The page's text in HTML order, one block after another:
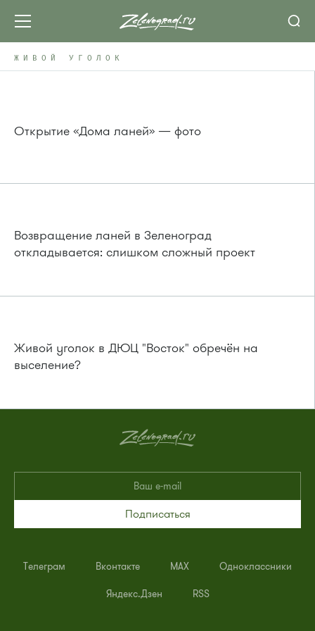
ЖИВОЙ УГОЛОК
Открытие «Дома ланей» — фото
Возвращение ланей в Зеленоград
откладывается: слишком сложный проект
Живой уголок в ДЮЦ "Восток" обречён на
выселение?
Подписаться
Телеграм Вконтакте MAX Одноклассники
Яндекс.Дзен RSS